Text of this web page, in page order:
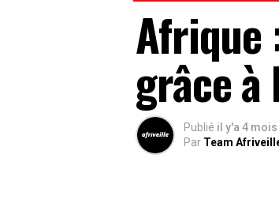
Afrique
grâce
Publié il y'a 4 mois
Par Team